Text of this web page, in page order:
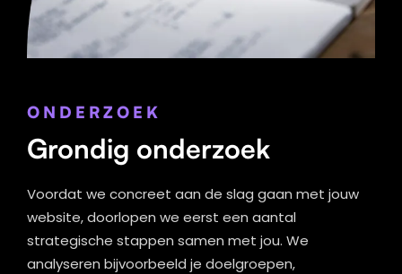
ONDERZOEK
Grondig onderzoek
Voordat we concreet aan de slag gaan met jouw
website, doorlopen we eerst een aantal
strategische stappen samen met jou. We
analyseren bijvoorbeeld je doelgroepen,